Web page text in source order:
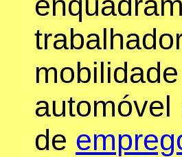
de